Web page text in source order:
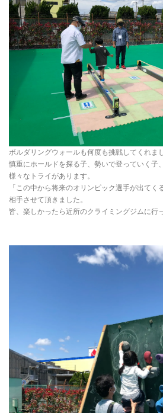
ボルダリングウォールも何度も挑戦してくれまし
慎重にホールドを探る子、勢いで登っていく子
様々なトライがあります。
「この中から将来のオリンピック選手が出て
相手させて頂きました。
皆、楽しかったら近所のクライミングジムに行